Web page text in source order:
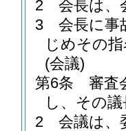
2
会長は、
3
会長に事
じめその
(会議)
第6条
審査
し、その
2
会議は、